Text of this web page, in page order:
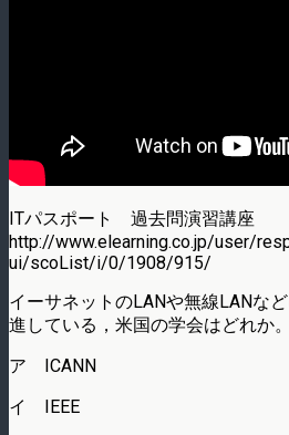
ITパスポート 過去問演習講座
http://www.elearning.co.jp/user/
ui/scoList/i/0/1908/915/
イーサネットのLANや無線LANな
進している，米国の学会はどれか。
ア ICANN
イ IEEE